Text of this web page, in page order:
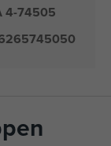
4-74505